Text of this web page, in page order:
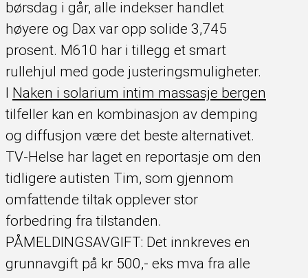
børsdag i går, alle indekser handlet
høyere og Dax var opp solide 3,745
prosent. M610 har i tillegg et smart
rullehjul med gode justeringsmuligheter.
I Naken i solarium intim massasje bergen
tilfeller kan en kombinasjon av demping
og diffusjon være det beste alternativet.
TV-Helse har laget en reportasje om den
tidligere autisten Tim, som gjennom
omfattende tiltak opplever stor
forbedring fra tilstanden.
PÅMELDINGSAVGIFT: Det innkreves en
grunnavgift på kr 500,- eks mva fra alle